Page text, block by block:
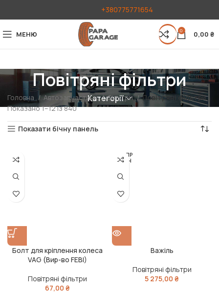
+380775771654
МЕНЮ 0 0,00 ₴
Повітряні фільтри
Категорії
Головна Автозапчастини Фільтри
Повітряні фільтри
Показано 1–12 із 840
Показати бічну панель
Болт для кріплення колеса
VAG (Вир-во FEBI)
Повітряні фільтри
67,00 ₴
РОЗПР
ОДАН
Важіль
Повітряні фільтри
5 275,00 ₴